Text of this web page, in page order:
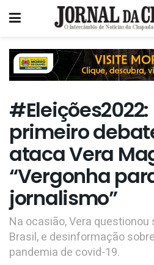
#Eleições2022:
primeiro
ataca Vera
“Vergonha
jornalismo”
Na ocasião, Vera
Brasil, e desinformação
pandemia de covid-19.